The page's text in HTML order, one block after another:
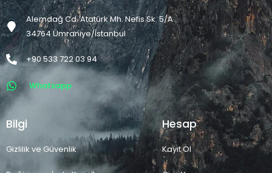
Alemdağ Cd. Atatürk Mh. Nefis Sk. 5/A
34764 Ümraniye/İstanbul
+90 533 722 03 94
Whatsapp
Bilgi
Gizlilik ve Güvenlik
Hesap
Kayıt Ol